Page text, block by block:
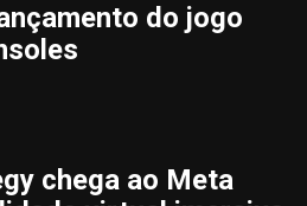
do jogo
chega ao Meta